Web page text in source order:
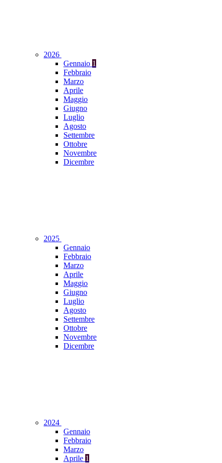
2026
Gennaio 1
Febbraio
Marzo
Aprile
Maggio
Giugno
Luglio
Agosto
Settembre
Ottobre
Novembre
Dicembre
2025
Gennaio
Febbraio
Marzo
Aprile
Maggio
Giugno
Luglio
Agosto
Settembre
Ottobre
Novembre
Dicembre
2024
Gennaio
Febbraio
Marzo
Aprile 1